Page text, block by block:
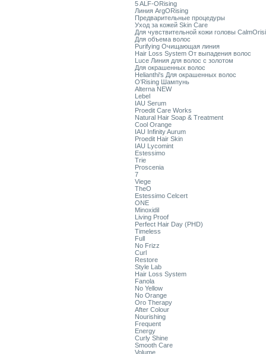
5 ALF-ORising
Линия ArgORising
Предварительные процедуры
Уход за кожей Skin Care
Для чувствительной кожи головы
Для объема волос
Purifying Очищающая линия
Hair Loss System От выпадения волос
Luce Линия для волос с золотом
Для окрашенных волос
Helianthi's Для окрашенных волос
O’Rising Шампунь
Alterna NEW
Lebel
IAU Serum
Proedit Care Works
Natural Hair Soap & Treatment
Cool Orange
IAU Infinity Aurum
Proedit Hair Skin
IAU Lycomint
Estessimo
Trie
Proscenia
7
Viege
TheO
Estessimo Celcert
ONE
Minoxidil
Living Proof
Perfect Hair Day (PHD)
Timeless
Full
No Frizz
Curl
Restore
Style Lab
Hair Loss System
Fanola
No Yellow
No Orange
Oro Therapy
After Colour
Nourishing
Frequent
Energy
Curly Shine
Smooth Care
Volume